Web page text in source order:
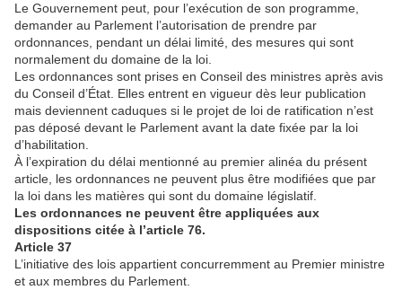
Le Gouvernement peut, pour l’exécution de son programme,
demander au Parlement l’autorisation de prendre par
ordonnances, pendant un délai limité, des mesures qui sont
normalement du domaine de la loi.
Les ordonnances sont prises en Conseil des ministres après avis
du Conseil d’État. Elles entrent en vigueur dès leur publication
mais deviennent caduques si le projet de loi de ratification n’est
pas déposé devant le Parlement avant la date fixée par la loi
d’habilitation.
À l’expiration du délai mentionné au premier alinéa du présent
article, les ordonnances ne peuvent plus être modifiées que par
la loi dans les matières qui sont du domaine législatif.
Les ordonnances ne peuvent être appliquées aux
dispositions citée à l’article 76.
Article 37
L’initiative des lois appartient concurremment au Premier ministre
et aux membres du Parlement.